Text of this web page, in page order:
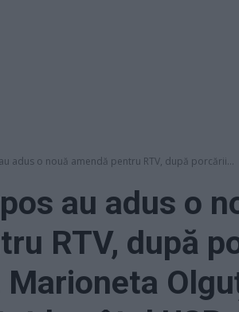
adus o nouă amendă pentru RTV, după porcării...
au adus o
RTV, după
Marioneta